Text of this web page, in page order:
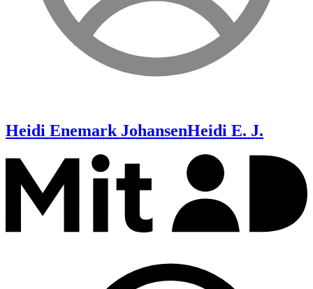
Heidi Enemark JohansenHeidi E. J.